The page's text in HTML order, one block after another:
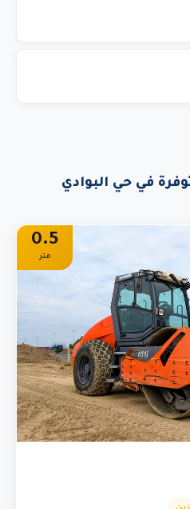
في حي البوادي
0.5
متر